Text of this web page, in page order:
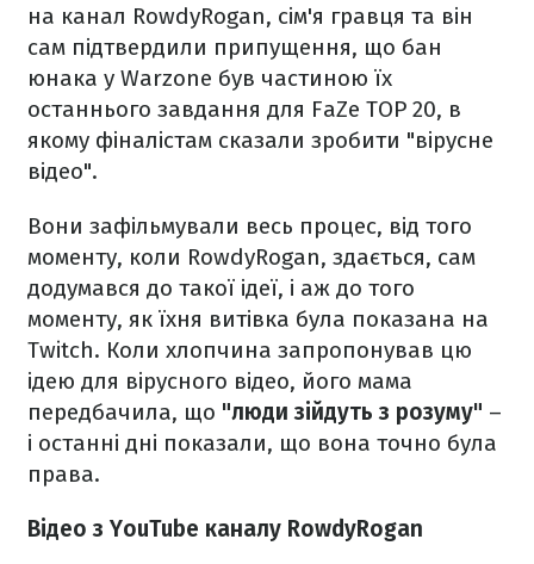
на канал RowdyRogan, сім'я гравця та він
сам підтвердили припущення, що бан
юнака у Warzone був частиною їх
останнього завдання для FaZe TOP 20, в
якому фіналістам сказали зробити "вірусне
відео".
Вони зафільмували весь процес, від того
моменту, коли RowdyRogan, здається, сам
додумався до такої ідеї, і аж до того
моменту, як їхня витівка була показана на
Twitch. Коли хлопчина запропонував цю
ідею для вірусного відео, його мама
передбачила, що "люди зійдуть з розуму" –
і останні дні показали, що вона точно була
права.
Відео з YouTube каналу RowdyRogan